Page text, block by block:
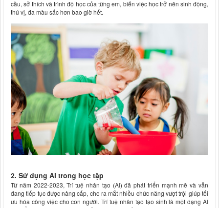
cầu, sở thích và trình độ học của từng em, biến việc học trở nên sinh động,
thú vị, đa màu sắc hơn bao giờ hết.
2. Sử dụng AI trong học tập
Từ năm 2022-2023, Trí tuệ nhân tạo (AI) đã phát triển mạnh mẽ và vẫn
đang tiếp tục được nâng cấp, cho ra mắt nhiều chức năng vượt trội giúp tối
ưu hóa công việc cho con người. Trí tuệ nhân tạo tạo sinh là một dạng AI